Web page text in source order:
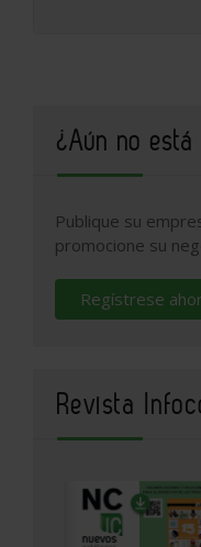
¿Aún no
Publique su
promocione su
Regístrese
Revista